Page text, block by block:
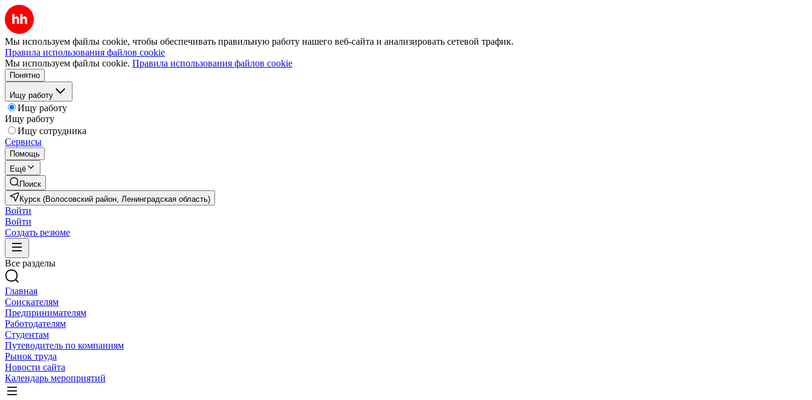
Мы используем файлы cookie, чтобы обеспечивать правильную работу нашего веб-сайта и анализировать сетевой трафик.
Правила использования файлов cookie
Мы используем файлы cookie. Правила использования файлов cookie
Понятно
Ищу работу
Ищу работу
Ищу работу
Ищу сотрудника
Сервисы
Помощь
Ещё
Поиск
Курск (Волосовский район, Ленинградская область)
Войти
Войти
Создать резюме
Все разделы
Главная
Соискателям
Предпринимателям
Работодателям
Студентам
Путеводитель по компаниям
Рынок труда
Новости сайта
Календарь мероприятий